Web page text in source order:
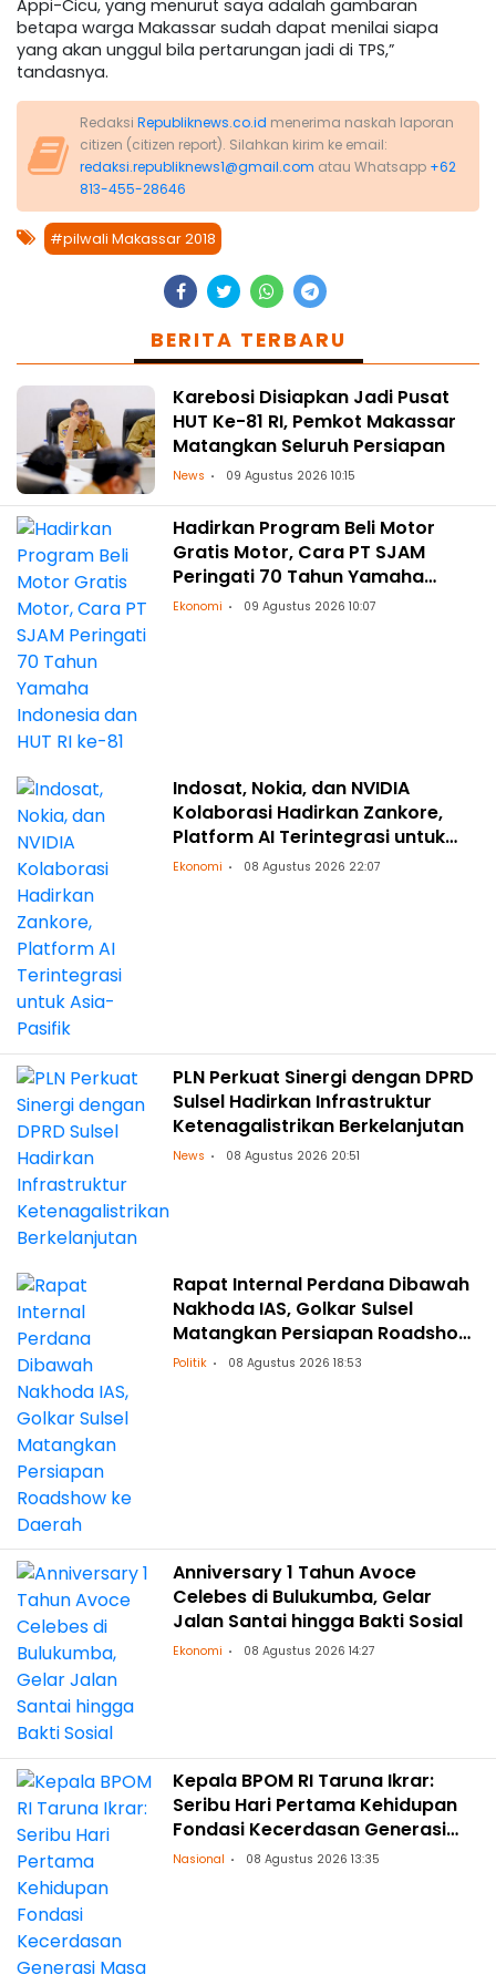
Appi-Cicu, yang menurut saya adalah gambaran
betapa warga Makassar sudah dapat menilai siapa
yang akan unggul bila pertarungan jadi di TPS,”
tandasnya.
Redaksi Republiknews.co.id menerima naskah laporan
citizen (citizen report). Silahkan kirim ke email:
redaksi.republiknews1@gmail.com atau Whatsapp +62
813-455-28646
#pilwali Makassar 2018
BERITA TERBARU
Karebosi Disiapkan Jadi Pusat
HUT Ke-81 RI, Pemkot Makassar
Matangkan Seluruh Persiapan
News 09 Agustus 2026 10:15
Hadirkan Program Beli Motor
Gratis Motor, Cara PT SJAM
Peringati 70 Tahun Yamaha
Indonesia dan HUT RI ke-81
Ekonomi 09 Agustus 2026 10:07
Indosat, Nokia, dan NVIDIA
Kolaborasi Hadirkan Zankore,
Platform AI Terintegrasi untuk
Asia-Pasifik
Ekonomi 08 Agustus 2026 22:07
PLN Perkuat Sinergi dengan DPRD
Sulsel Hadirkan Infrastruktur
Ketenagalistrikan Berkelanjutan
News 08 Agustus 2026 20:51
Rapat Internal Perdana Dibawah
Nakhoda IAS, Golkar Sulsel
Matangkan Persiapan Roadshow
ke Daerah
Politik 08 Agustus 2026 18:53
Anniversary 1 Tahun Avoce
Celebes di Bulukumba, Gelar
Jalan Santai hingga Bakti Sosial
Ekonomi 08 Agustus 2026 14:27
Kepala BPOM RI Taruna Ikrar:
Seribu Hari Pertama Kehidupan
Fondasi Kecerdasan Generasi
Masa Depan
Nasional 08 Agustus 2026 13:35